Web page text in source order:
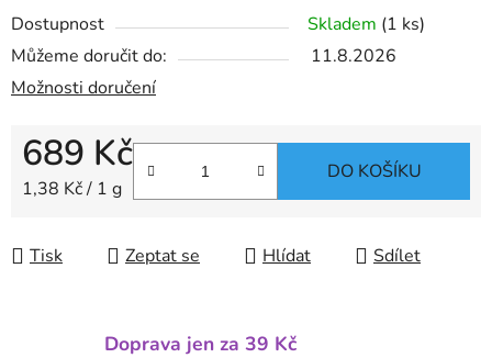
Dostupnost Skladem (1 ks)
Můžeme doručit do:
11.8.2026
Možnosti doručení
689 Kč
Měrná cena:
1,38 Kč / 1 g
DO KOŠÍKU
Tisk Zeptat se Hlídat Sdílet
Doprava jen za 39 Kč